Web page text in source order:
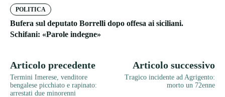
POLITICA
Bufera sul deputato Borrelli dopo offesa ai siciliani.
Schifani: «Parole indegne»
Articolo precedente
Termini Imerese, venditore
bengalese picchiato e rapinato:
arrestati due minorenni
Articolo successivo
Tragico incidente ad Agrigento:
morto un 72enne